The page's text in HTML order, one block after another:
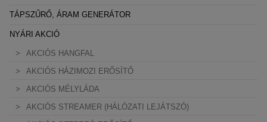
TÁPSZŰRŐ, ÁRAM GENERÁTOR
NYÁRI AKCIÓ
AKCIÓS HANGFAL
AKCIÓS HÁZIMOZI ERŐSÍTŐ
AKCIÓS MÉLYLÁDA
AKCIÓS STREAMER (HÁLÓZATI LEJÁTSZÓ)